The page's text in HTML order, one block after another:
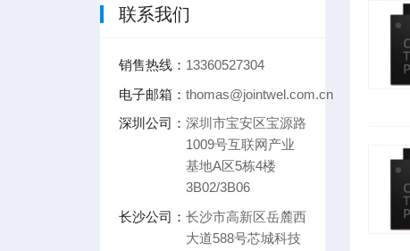
联系我们
销售热线： 13360527304
电子邮箱： thomas@jointwel.com.cn
深圳公司： 深圳市宝安区宝源路
1009号互联网产业
基地A区5栋4楼
3B02/3B06
长沙公司： 长沙市高新区岳麓西
大道588号芯城科技